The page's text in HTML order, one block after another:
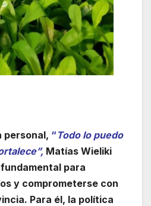
personal, “ Todo lo puedo
Matías Wieliki
para
y comprometerse con
Para él, la política